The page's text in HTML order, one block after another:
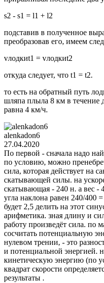
s2 - s1 = l1 + l2
подставив в полученное
преобразовав его, имеем
vлодкиt1 = vлодкиt2
откуда следует, что t1 = t2.
то есть на обратный путь
шляпа плыла 8 км в течение
равна 4 км/ч.
alenkadon6
27.04.2020
По первой - сначала надо
по условию, можно
сила, которая действует на
скатывающей силы. на
скатывающая - 240 н. а вес -
угла наклона равен 240/400
будет 2,5 делить на этот
арифметика. зная длину и
работу произведёт сила. по
сосчитать потенциальную
нулевом трении, - это
и потенциальной энергией.
кинетическую энергию (по
квадрат скорости
результаты .